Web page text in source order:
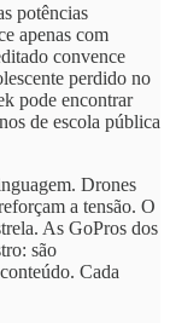
potências
apenas com
convence
perdido no
pode encontrar
de escola pública
Drones
a tensão. O
As GoPros dos
são
Cada